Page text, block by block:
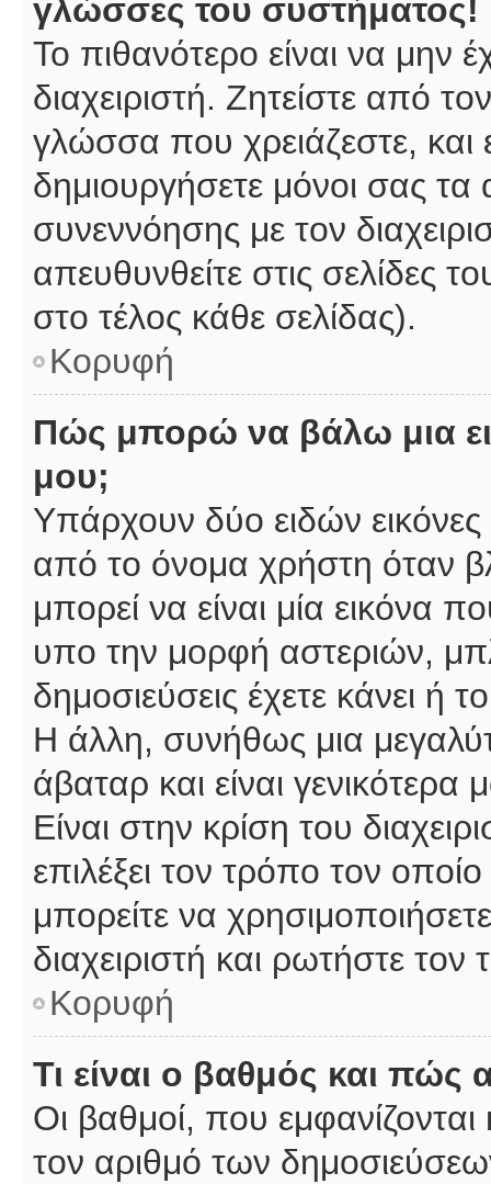
γλώσσες του συστήματος!
Το πιθανότερο είναι να μην
διαχειριστή. Ζητείστε από
γλώσσα που χρειάζεστε, και
δημιουργήσετε μόνοι σας
συνεννόησης με τον
απευθυνθείτε στις
στο τέλος κάθε σελίδας).
Κορυφή
Πώς μπορώ να βάλω μια
μου;
Υπάρχουν δύο ειδών
από το όνομα χρήστη όταν
μπορεί να είναι μία εικόνα
υπο την μορφή αστεριών,
δημοσιεύσεις έχετε κάνει
Η άλλη, συνήθως μια
άβαταρ και είναι
Είναι στην κρίση του
επιλέξει τον τρόπο τον
μπορείτε να
διαχειριστή και ρωτήστε τον
Κορυφή
Τι είναι ο βαθμός και
Οι βαθμοί, που
τον αριθμό των